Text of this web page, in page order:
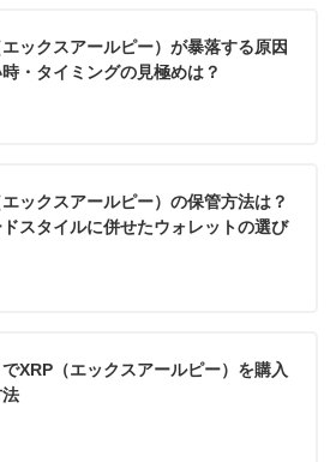
ックスアールピー）が暴落する原因
時・タイミングの見極めは？
ックスアールピー）の保管方法は？
ドスタイルに併せたウォレットの選び
XRP（エックスアールピー）を購入